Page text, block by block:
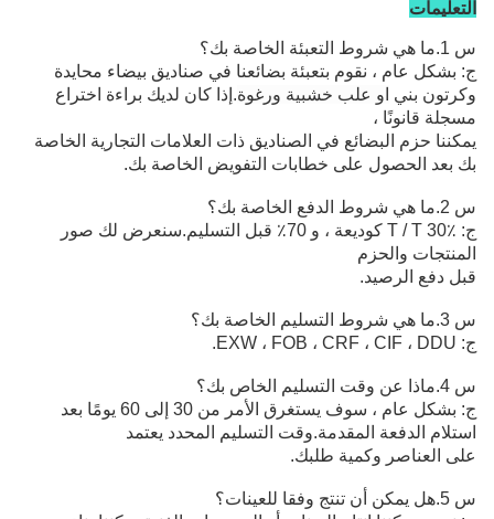
التعليمات
س 1.ما هي شروط التعبئة الخاصة بك؟
ج: بشكل عام ، نقوم بتعبئة بضائعنا في صناديق بيضاء محايدة
وكرتون بني او علب خشبية ورغوة.إذا كان لديك براءة اختراع
مسجلة قانونًا ،
يمكننا حزم البضائع في الصناديق ذات العلامات التجارية الخاصة
بك بعد الحصول على خطابات التفويض الخاصة بك.
س 2.ما هي شروط الدفع الخاصة بك؟
ج: T / T 30٪ كوديعة ، و 70٪ قبل التسليم.سنعرض لك صور
المنتجات والحزم
قبل دفع الرصيد.
س 3.ما هي شروط التسليم الخاصة بك؟
ج: EXW ، FOB ، CRF ، CIF ، DDU.
س 4.ماذا عن وقت التسليم الخاص بك؟
ج: بشكل عام ، سوف يستغرق الأمر من 30 إلى 60 يومًا بعد
استلام الدفعة المقدمة.وقت التسليم المحدد يعتمد
على العناصر وكمية طلبك.
س 5.هل يمكن أن تنتج وفقا للعينات؟